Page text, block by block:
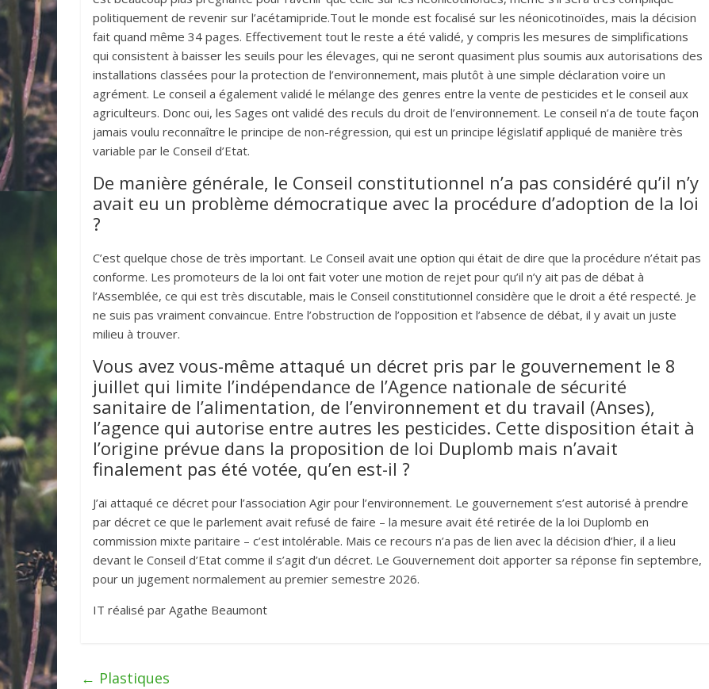
politiquement de revenir sur l’acétamipride.Tout le monde est focalisé sur les néonicotinoïdes, mais la décision
fait quand même 34 pages. Effectivement tout le reste a été validé, y compris les mesures de simplifications
qui consistent à baisser les seuils pour les élevages, qui ne seront quasiment plus soumis aux autorisations des
installations classées pour la protection de l’environnement, mais plutôt à une simple déclaration voire un
agrément. Le conseil a également validé le mélange des genres entre la vente de pesticides et le conseil aux
agriculteurs. Donc oui, les Sages ont validé des reculs du droit de l’environnement. Le conseil n’a de toute façon
jamais voulu reconnaître le principe de non-régression, qui est un principe législatif appliqué de manière très
variable par le Conseil d’Etat.
De manière générale, le Conseil constitutionnel n’a pas considéré qu’il n’y
avait eu un problème démocratique avec la procédure d’adoption de la loi
?
C’est quelque chose de très important. Le Conseil avait une option qui était de dire que la procédure n’était pas
conforme. Les promoteurs de la loi ont fait voter une motion de rejet pour qu’il n’y ait pas de débat à
l’Assemblée, ce qui est très discutable, mais le Conseil constitutionnel considère que le droit a été respecté. Je
ne suis pas vraiment convaincue. Entre l’obstruction de l’opposition et l’absence de débat, il y avait un juste
milieu à trouver.
Vous avez vous-même attaqué un décret pris par le gouvernement le 8
juillet qui limite l’indépendance de l’Agence nationale de sécurité
sanitaire de l’alimentation, de l’environnement et du travail (Anses),
l’agence qui autorise entre autres les pesticides. Cette disposition était à
l’origine prévue dans la proposition de loi Duplomb mais n’avait
finalement pas été votée, qu’en est-il ?
J’ai attaqué ce décret pour l’association Agir pour l’environnement. Le gouvernement s’est autorisé à prendre
par décret ce que le parlement avait refusé de faire – la mesure avait été retirée de la loi Duplomb en
commission mixte paritaire – c’est intolérable. Mais ce recours n’a pas de lien avec la décision d’hier, il a lieu
devant le Conseil d’Etat comme il s’agit d’un décret. Le Gouvernement doit apporter sa réponse fin septembre,
pour un jugement normalement au premier semestre 2026.
IT réalisé par Agathe Beaumont
← Plastiques